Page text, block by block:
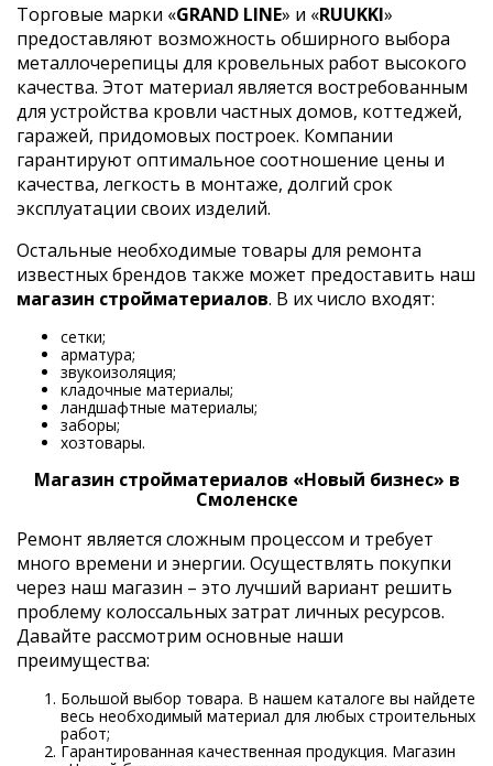
Торговые марки «GRAND LINE» и «RUUKKI»
предоставляют возможность обширного выбора
металлочерепицы для кровельных работ высокого
качества. Этот материал является востребованным
для устройства кровли частных домов, коттеджей,
гаражей, придомовых построек. Компании
гарантируют оптимальное соотношение цены и
качества, легкость в монтаже, долгий срок
эксплуатации своих изделий.
Остальные необходимые товары для ремонта
известных брендов также может предоставить наш
магазин стройматериалов. В их число входят:
сетки;
арматура;
звукоизоляция;
кладочные материалы;
ландшафтные материалы;
заборы;
хозтовары.
Магазин стройматериалов «Новый бизнес» в
Смоленске
Ремонт является сложным процессом и требует
много времени и энергии. Осуществлять покупки
через наш магазин – это лучший вариант решить
проблему колоссальных затрат личных ресурсов.
Давайте рассмотрим основные наши
преимущества:
Большой выбор товара. В нашем каталоге вы найдете
весь необходимый материал для любых строительных
работ;
Гарантированная качественная продукция. Магазин